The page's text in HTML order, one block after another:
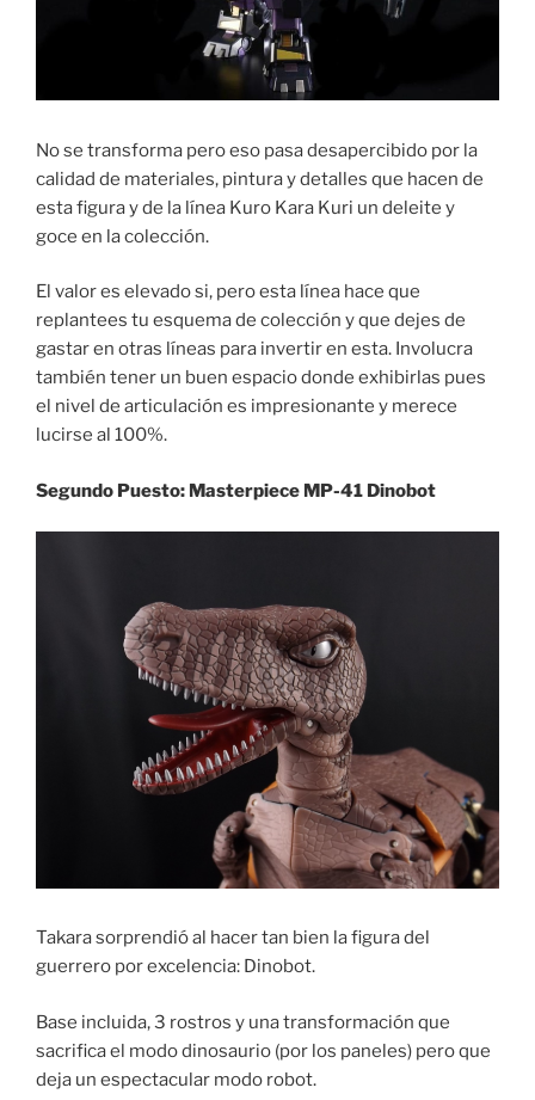
No se transforma pero eso pasa desapercibido por la
calidad de materiales, pintura y detalles que hacen de
esta figura y de la línea Kuro Kara Kuri un deleite y
goce en la colección.
El valor es elevado si, pero esta línea hace que
replantees tu esquema de colección y que dejes de
gastar en otras líneas para invertir en esta. Involucra
también tener un buen espacio donde exhibirlas pues
el nivel de articulación es impresionante y merece
lucirse al 100%.
Segundo Puesto: Masterpiece MP-41 Dinobot
Takara sorprendió al hacer tan bien la figura del
guerrero por excelencia: Dinobot.
Base incluida, 3 rostros y una transformación que
sacrifica el modo dinosaurio (por los paneles) pero que
deja un espectacular modo robot.